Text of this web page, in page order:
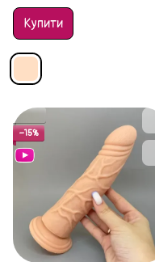
Купити
Акція
−15%